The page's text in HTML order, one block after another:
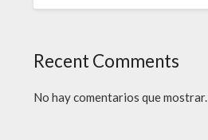
Recent Comments
No hay comentarios que mostrar.